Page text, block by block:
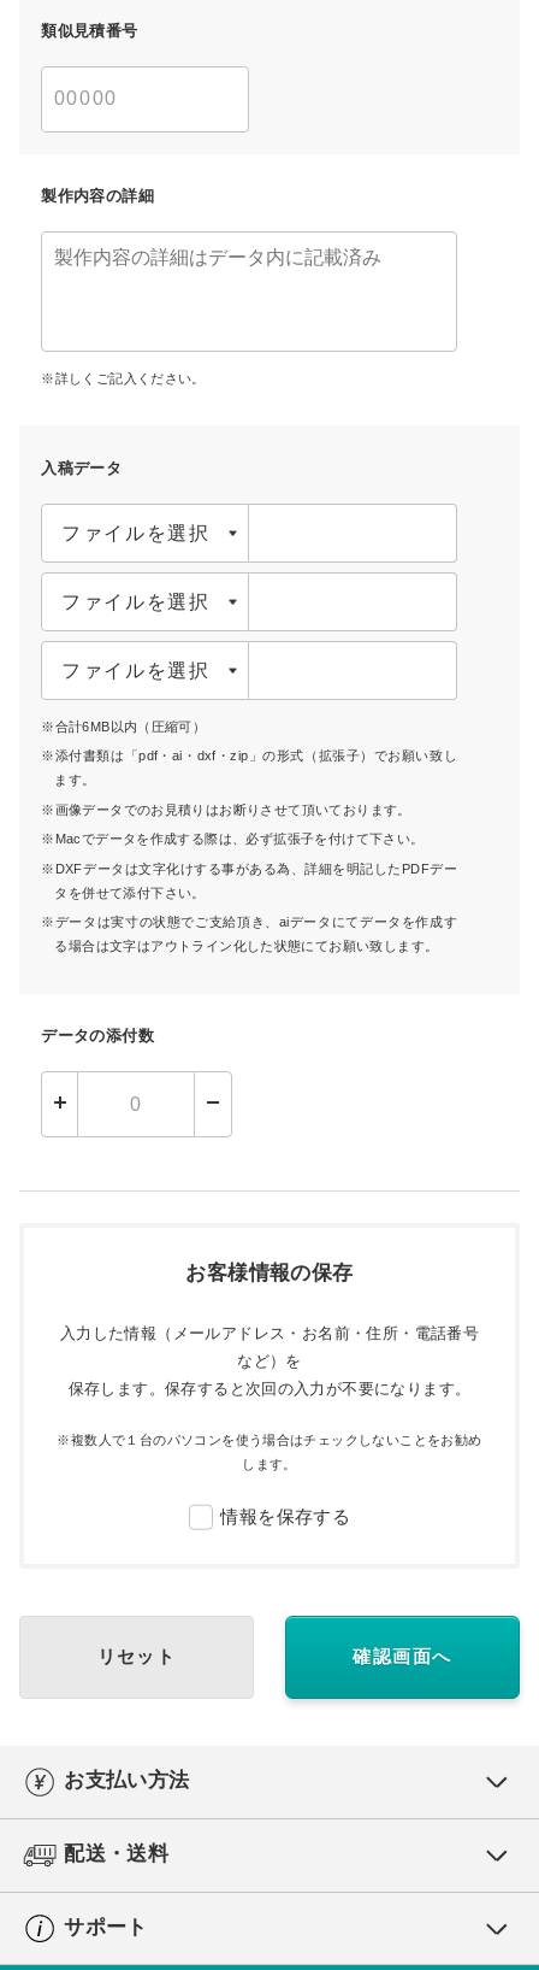
類似見積番号
製作内容の詳細
詳しくご記入ください。
入稿データ
ファイルを選択
ファイルを選択
ファイルを選択
合計6MB以内（圧縮可）
添付書類は「pdf・ai・dxf・zip」の形式（拡張子）でお願い致し
ます。
画像データでのお見積りはお断りさせて頂いております。
Macでデータを作成する際は、必ず拡張子を付けて下さい。
DXFデータは文字化けする事がある為、詳細を明記したPDFデー
タを併せて添付下さい。
データは実寸の状態でご支給頂き、aiデータにてデータを作成す
る場合は文字はアウトライン化した状態にてお願い致します。
データの添付数
お客様情報の保存
入力した情報（メールアドレス・お名前・住所・電話番号
など）を
保存します。保存すると次回の入力が不要になります。
※複数人で１台のパソコンを使う場合はチェックしないことをお勧め
します。
情報を保存する
リセット 確認画面へ
お支払い方法
配送・送料
サポート